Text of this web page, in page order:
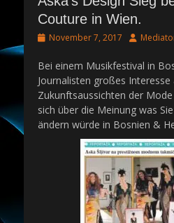
Couture in Wien.
Posted
November 7, 2017 Author
Bei einem Musikfestival in
Journalisten großes Interesse
Zukunftsaussichten der
sich über die Meinung was
ändern würde in Bosnien &